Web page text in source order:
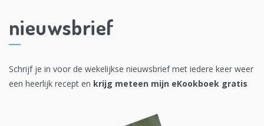
nieuwsbrief
Schrijf je in voor de wekelijkse nieuwsbrief met iedere keer weer
een heerlijk recept en krijg meteen mijn eKookboek gratis